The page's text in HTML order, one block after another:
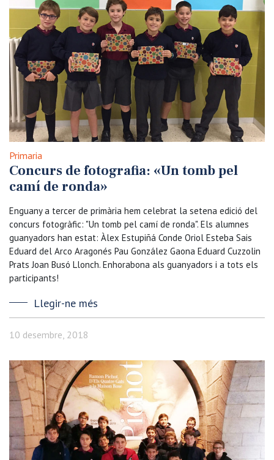
Primaria
Concurs de fotografia: «Un tomb pel
camí de ronda»
Enguany a tercer de primària hem celebrat la setena edició del
concurs fotogràfic: "Un tomb pel camí de ronda". Els alumnes
guanyadors han estat: Àlex Estupiñá Conde Oriol Esteba Sais
Eduard del Arco Aragonés Pau González Gaona Eduard Cuzzolin
Prats Joan Busó Llonch. Enhorabona als guanyadors i a tots els
participants!
Llegir-ne més
10 desembre, 2018